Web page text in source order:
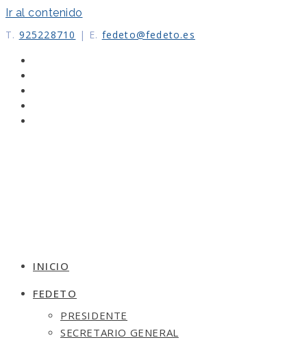
Ir al contenido
T. 925228710 | E. fedeto@fedeto.es
INICIO
FEDETO
PRESIDENTE
SECRETARIO GENERAL